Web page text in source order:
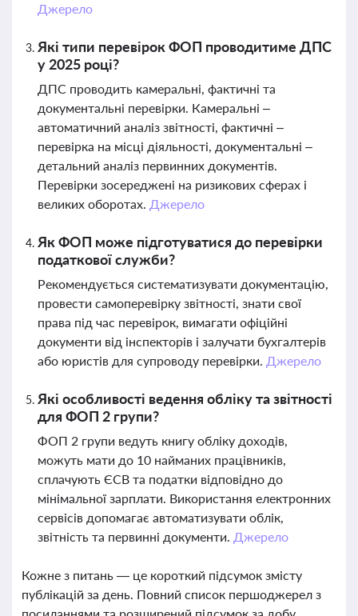
Джерело
Які типи перевірок ФОП проводитиме ДПС
у 2025 році?
ДПС проводить камеральні, фактичні та
документальні перевірки. Камеральні –
автоматичний аналіз звітності, фактичні –
перевірка на місці діяльності, документальні –
детальний аналіз первинних документів.
Перевірки зосереджені на ризикових сферах і
великих оборотах. Джерело
Як ФОП може підготуватися до перевірки
податкової служби?
Рекомендується систематизувати документацію,
провести самоперевірку звітності, знати свої
права під час перевірок, вимагати офіційні
документи від інспекторів і залучати бухгалтерів
або юристів для супроводу перевірки. Джерело
Які особливості ведення обліку та звітності
для ФОП 2 групи?
ФОП 2 групи ведуть книгу обліку доходів,
можуть мати до 10 найманих працівників,
сплачують ЄСВ та податки відповідно до
мінімальної зарплати. Використання електронних
сервісів допомагає автоматизувати облік,
звітність та первинні документи. Джерело
Кожне з питань — це короткий підсумок змісту
публікацій за день. Повний список першоджерел з